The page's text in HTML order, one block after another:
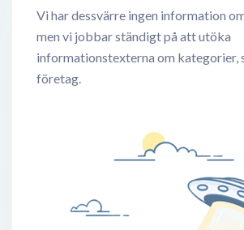
Vi har dessvärre ingen information
men vi jobbar ständigt på att utöka
informationstexterna om kategorier,
företag.